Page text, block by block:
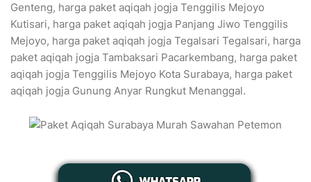
Genteng, harga paket aqiqah jogja Tenggilis Mejoyo
Kutisari, harga paket aqiqah jogja Panjang Jiwo Tenggilis
Mejoyo, harga paket aqiqah jogja Tegalsari Tegalsari, harga
paket aqiqah jogja Tambaksari Pacarkembang, harga paket
aqiqah jogja Tenggilis Mejoyo Kota Surabaya, harga paket
aqiqah jogja Gunung Anyar Rungkut Menanggal.